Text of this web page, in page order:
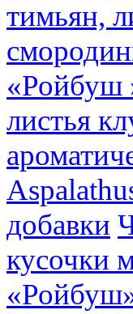
тимьян,
«Ройбуш
листья
добавки
кусочки